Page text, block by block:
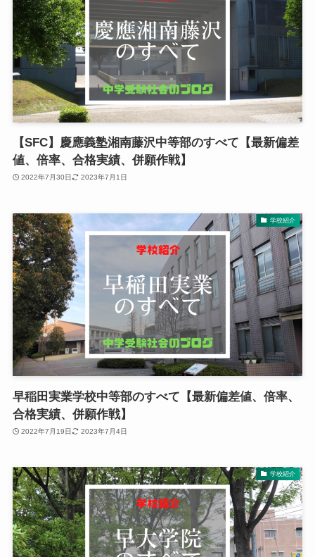
【SFC】慶應義塾湘南藤沢中等部のすべて【最新偏差
値、倍率、合格実績、併願作戦】
2022年7月30日 2023年7月1日
学校紹介
早稲田実業学校中等部のすべて【最新偏差値、倍率、
合格実績、併願作戦】
2022年7月19日 2023年7月4日
学校紹介